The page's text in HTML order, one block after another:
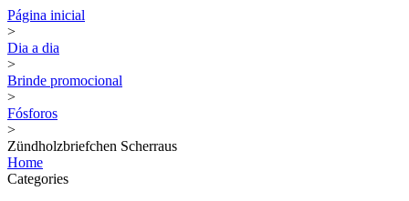
Página inicial
>
Dia a dia
>
Brinde promocional
>
Fósforos
>
Zündholzbriefchen Scherraus
Home
Categories